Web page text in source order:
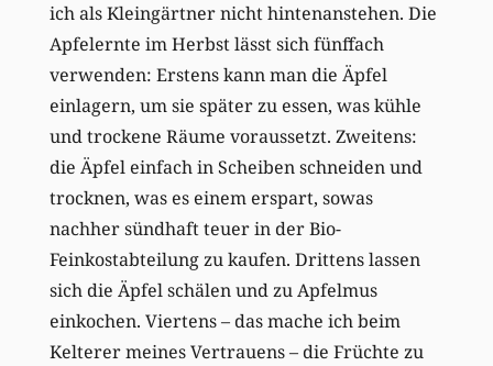
ich als Kleingärtner nicht hintenanstehen. Die
Apfelernte im Herbst lässt sich fünffach
verwenden: Erstens kann man die Äpfel
einlagern, um sie später zu essen, was kühle
und trockene Räume voraussetzt. Zweitens:
die Äpfel einfach in Scheiben schneiden und
trocknen, was es einem erspart, sowas
nachher sündhaft teuer in der Bio-
Feinkostabteilung zu kaufen. Drittens lassen
sich die Äpfel schälen und zu Apfelmus
einkochen. Viertens – das mache ich beim
Kelterer meines Vertrauens – die Früchte zu